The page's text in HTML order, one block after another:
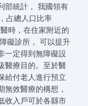
部統計， 我國領有
占總人口比率
時，在住家附近的
礙診所， 可以提升
一定得到無障礙設
醫療目的。至於醫
給付老人進行預立
效醫療的構想，
收入戶可於各縣市